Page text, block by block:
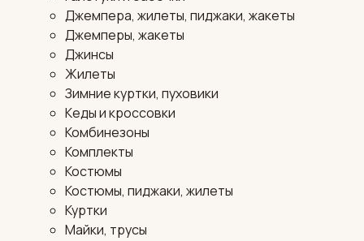
Джемпера, жилеты, пиджаки, жакеты
Джемперы, жакеты
Джинсы
Жилеты
Зимние куртки, пуховики
Кеды и кроссовки
Комбинезоны
Комплекты
Костюмы
Костюмы, пиджаки, жилеты
Куртки
Майки, трусы